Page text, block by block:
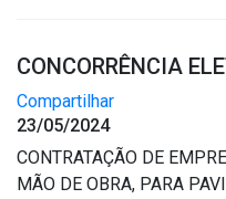
CONCORRÊNCIA
Compartilhar
23/05/2024
CONTRATAÇÃO DE
MÃO DE OBRA, PARA